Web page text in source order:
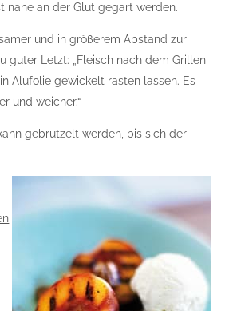
nahe an der Glut gegart werden.
und in größerem Abstand zur
guter Letzt: „Fleisch nach dem Grillen
Alufolie gewickelt rasten lassen. Es
und weicher.“
gebrutzelt werden, bis sich der